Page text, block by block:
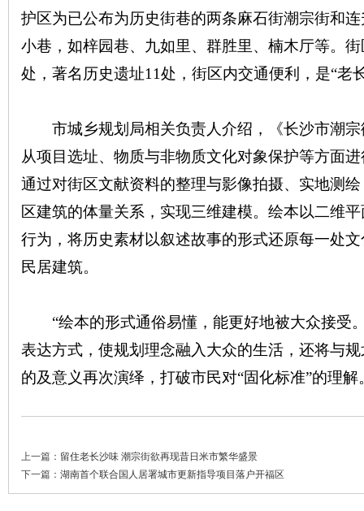
护区为已公布为历史街巷的两条麻石街潮宗街和
小巷，如梓园巷、九如里、群胜里、楠木厅等。
处，著名历史遗址11处，街区内交通便利，是“老
市城乡规划局相关负责人介绍，《长沙市潮宗
从项目选址、物质与非物质文化对象保护等方面
通过对街区文献资料的整理与影像拍摄、实地测
区建筑的体量关系，实现三维建模。绘本以二维
行为，将历史素材以叙述故事的形式还原每一处
民居建筑。
“绘本的形式通俗易懂，能更好地被大众接受
表达方式，使规划理念融入大众的生活，还将与
的及意义再次演绎，打破市民对“固化标准”的理解
上一篇： 留住老长沙味 潮宗街欲再现昔日米市繁华盛景
下一篇： 湖南首个联合国人居署城市更新指导项目落户开福区